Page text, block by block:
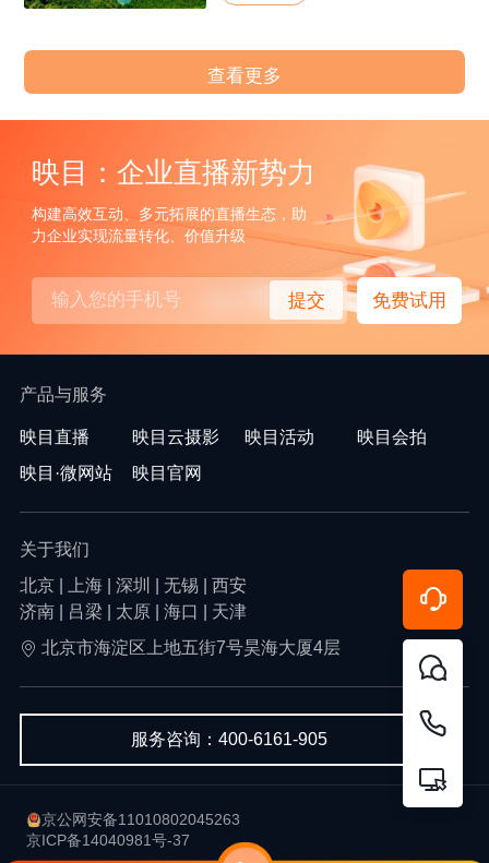
查看更多
映目：企业直播新势力
构建高效互动、多元拓展的直播生态，助
力企业实现流量转化、价值升级
提交 免费试用
产品与服务
映目直播 映目云摄影 映目活动
映目会拍
映目·微网站
映目官网
关于我们
北京 | 上海 | 深圳 | 无锡 | 西安
济南 | 吕梁 | 太原 | 海口 | 天津
北京市海淀区上地五街7号昊海大厦4层
服务咨询：400-6161-905
京公网安备11010802045263
京ICP备14040981号-37